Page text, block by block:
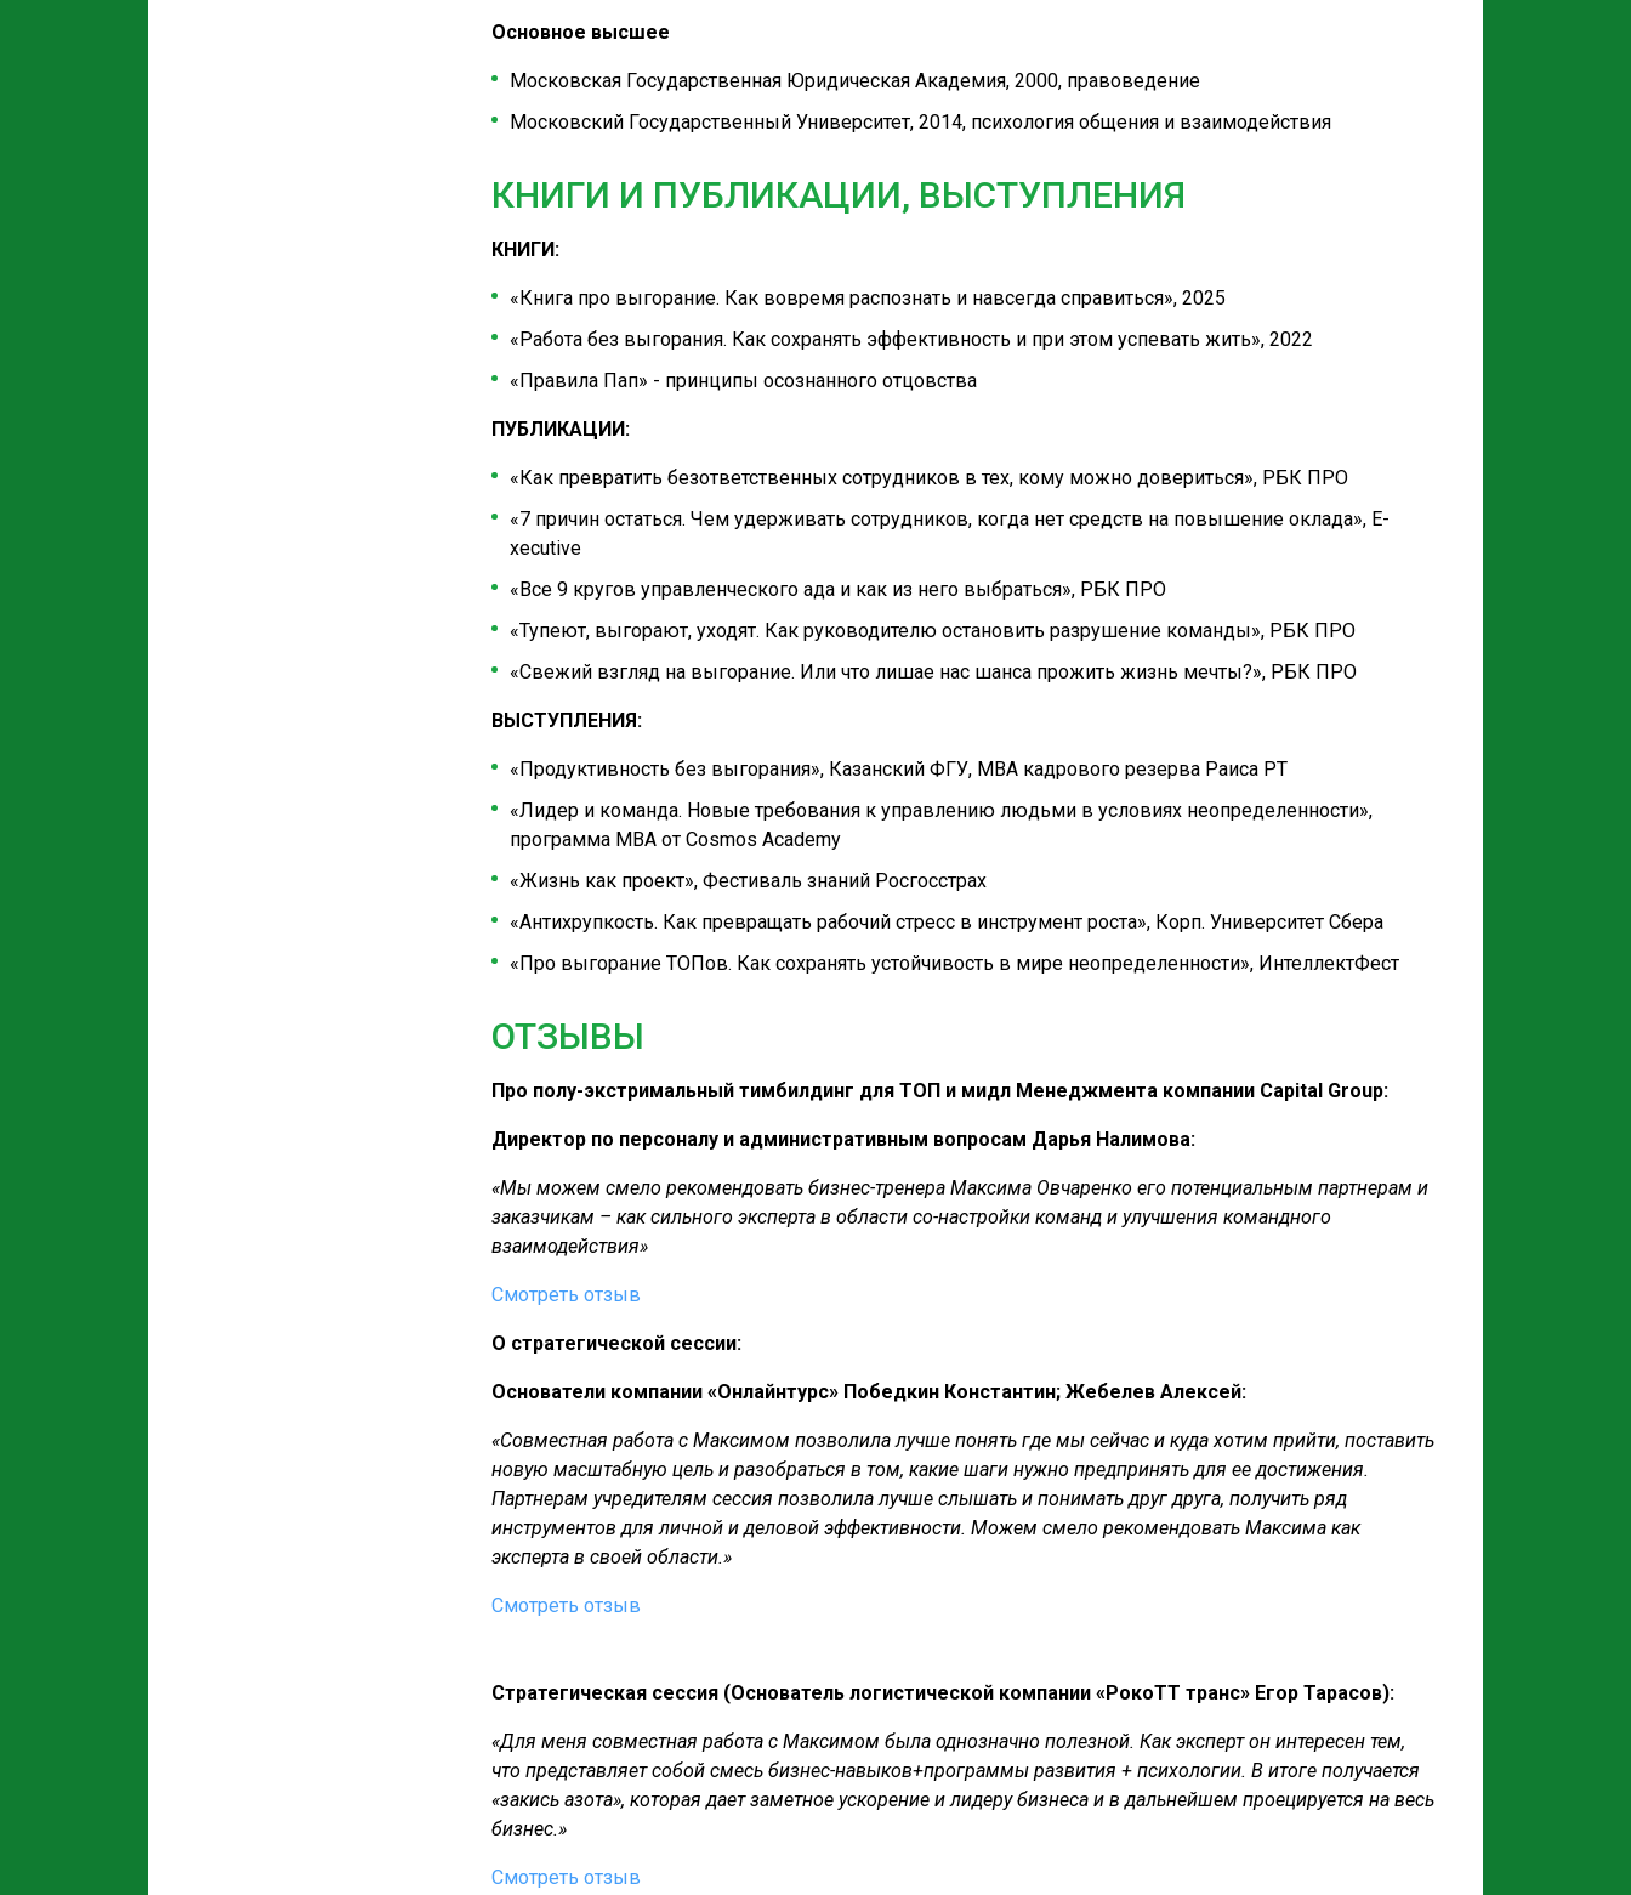
Основное высшее
Московская Государственная Юридическая Академия, 2000, правоведение
Московский Государственный Университет, 2014, психология общения и взаимодействия
КНИГИ И ПУБЛИКАЦИИ, ВЫСТУПЛЕНИЯ
КНИГИ:
«Книга про выгорание. Как вовремя распознать и навсегда справиться», 2025
«Работа без выгорания. Как сохранять эффективность и при этом успевать жить», 2022
«Правила Пап» - принципы осознанного отцовства
ПУБЛИКАЦИИ:
«Как превратить безответственных сотрудников в тех, кому можно довериться», РБК ПРО
«7 причин остаться. Чем удерживать сотрудников, когда нет средств на повышение оклада», E-
xecutive
«Все 9 кругов управленческого ада и как из него выбраться», РБК ПРО
«Тупеют, выгорают, уходят. Как руководителю остановить разрушение команды», РБК ПРО
«Свежий взгляд на выгорание. Или что лишае нас шанса прожить жизнь мечты?», РБК ПРО
ВЫСТУПЛЕНИЯ:
«Продуктивность без выгорания», Казанский ФГУ, MBA кадрового резерва Раиса РТ
«Лидер и команда. Новые требования к управлению людьми в условиях неопределенности»,
программа MBA от Cosmos Academy
«Жизнь как проект», Фестиваль знаний Росгосстрах
«Антихрупкость. Как превращать рабочий стресс в инструмент роста», Корп. Университет Сбера
«Про выгорание ТОПов. Как сохранять устойчивость в мире неопределенности», ИнтеллектФест
ОТЗЫВЫ
Про полу-экстримальный тимбилдинг для ТОП и мидл Менеджмента компании Capital Group:
Директор по персоналу и административным вопросам Дарья Налимова:
«Мы можем смело рекомендовать бизнес-тренера Максима Овчаренко его потенциальным партнерам и
заказчикам – как сильного эксперта в области со-настройки команд и улучшения командного
взаимодействия»
Смотреть отзыв
О стратегической сессии:
Основатели компании «Онлайнтурс» Победкин Константин; Жебелев Алексей:
«Совместная работа с Максимом позволила лучше понять где мы сейчас и куда хотим прийти, поставить
новую масштабную цель и разобраться в том, какие шаги нужно предпринять для ее достижения.
Партнерам учредителям сессия позволила лучше слышать и понимать друг друга, получить ряд
инструментов для личной и деловой эффективности. Можем смело рекомендовать Максима как
эксперта в своей области.»
Смотреть отзыв
Стратегическая сессия (Основатель логистической компании «РокоТТ транс» Егор Тарасов):
«Для меня совместная работа с Максимом была однозначно полезной. Как эксперт он интересен тем,
что представляет собой смесь бизнес-навыков+программы развития + психологии. В итоге получается
«закись азота», которая дает заметное ускорение и лидеру бизнеса и в дальнейшем проецируется на весь
бизнес.»
Смотреть отзыв